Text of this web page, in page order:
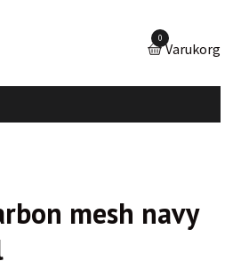
0
Varukorg
mesh navy